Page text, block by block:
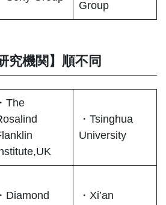
Group
究機関】順不同
・The
・Tsinghua
University
・Diamond
・Xi’an